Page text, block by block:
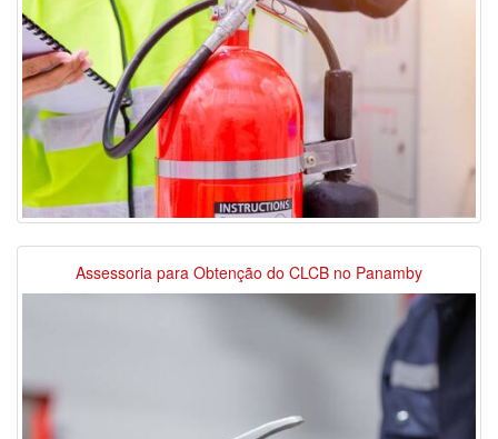
Assessoria para Obtenção do CLCB no Panamby